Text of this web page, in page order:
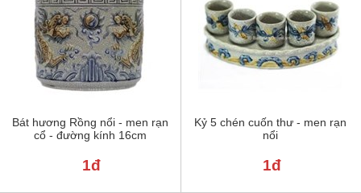
Bát hương Rồng nổi - men rạn
cổ - đường kính 16cm
1đ
Kỷ 5 chén cuốn thư - men rạn
nổi
1đ